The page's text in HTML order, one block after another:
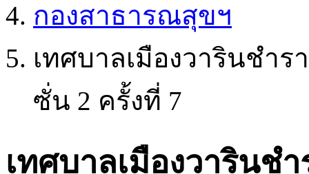
กองสาธารณสุขฯ
เทศบาลเมืองวารินชำ
ซั่น 2 ครั้งที่ 7
เทศบาลเมืองวารินช